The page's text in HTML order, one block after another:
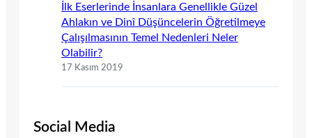
İlk Eserlerinde İnsanlara Genellikle Güzel
Ahlakın ve Dinî Düşüncelerin Öğretilmeye
Çalışılmasının Temel Nedenleri Neler
Olabilir?
17 Kasım 2019
Social Media